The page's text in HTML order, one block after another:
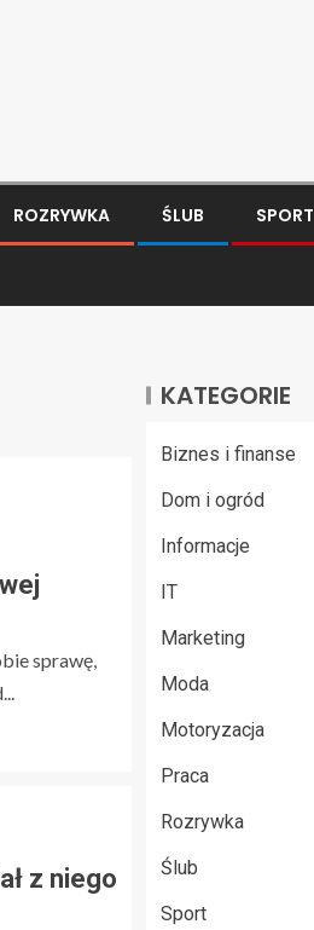
ROZRYWKA ŚLUB SPORT
sprawę,
z niego
KATEGORIE
Biznes i finanse
Dom i ogród
Informacje
IT
Marketing
Moda
Motoryzacja
Praca
Rozrywka
Ślub
Sport